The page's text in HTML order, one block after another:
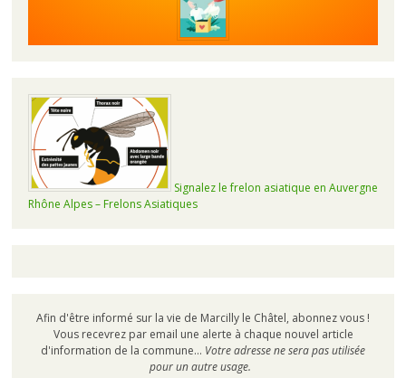
Signalez le frelon asiatique en Auvergne
Rhône Alpes – Frelons Asiatiques
Afin d'être informé sur la vie de Marcilly le Châtel, abonnez vous !
Vous recevrez par email une alerte à chaque nouvel article
d'information de la commune... Votre adresse ne sera pas utilisée
pour un autre usage.